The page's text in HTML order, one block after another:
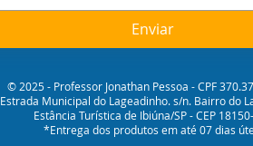
Enviar
© 2025 - Professor Jonathan Pessoa - CPF
Estrada Municipal do Lageadinho. s/n. Bairro do
Estância Turística de Ibiúna/SP - CEP
*Entrega dos produtos em até 07 dias